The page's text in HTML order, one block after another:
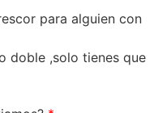
para alguien con
doble ,solo tienes que